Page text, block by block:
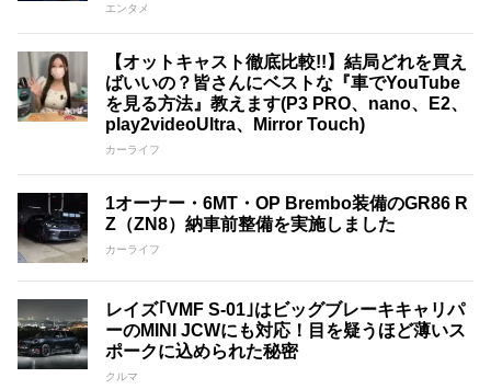
エンタメ
【オットキャスト徹底比較!!】結局どれを買え
ばいいの？皆さんにベストな『車でYouTube
を見る方法』教えます(P3 PRO、nano、E2、
play2videoUltra、Mirror Touch)
カーライフ
1オーナー・6MT・OP Brembo装備のGR86 R
Z（ZN8）納車前整備を実施しました
カーライフ
レイズ｢VMF S-01｣はビッグブレーキキャリパ
ーのMINI JCWにも対応！目を疑うほど薄いス
ポークに込められた秘密
クルマ